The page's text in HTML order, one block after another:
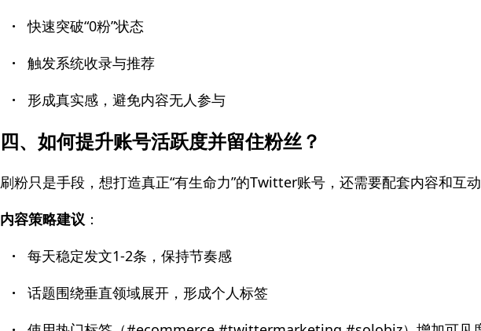
·
快速突破“0粉”状态
·
触发系统收录与推荐
· 形成真实感，避免内容无人参与
四、如何提升账号活跃度并留住粉丝？
刷粉只是手段，想打造真正“有生命力”的Twitter账号，还需要配套内容和互
内容策略建议 ：
·
每天稳定发文1-2条，保持节奏感
· 话题围绕垂直领域展开，形成个人标签